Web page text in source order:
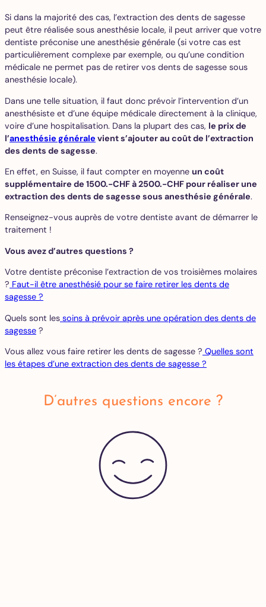
Si dans la majorité des cas, l’extraction des dents de sagesse
peut être réalisée sous anesthésie locale, il peut arriver que votre
dentiste préconise une anesthésie générale (si votre cas est
particulièrement complexe par exemple, ou qu’une condition
médicale ne permet pas de retirer vos dents de sagesse sous
anesthésie locale).
Dans une telle situation, il faut donc prévoir l’intervention d’un
anesthésiste et d’une équipe médicale directement à la clinique,
voire d’une hospitalisation. Dans la plupart des cas, le prix de
l’anesthésie générale vient s’ajouter au coût de l’extraction
des dents de sagesse.
En effet, en Suisse, il faut compter en moyenne un coût
supplémentaire de 1500.-CHF à 2500.-CHF pour réaliser une
extraction des dents de sagesse sous anesthésie générale.
Renseignez-vous auprès de votre dentiste avant de démarrer le
traitement !
Vous avez d’autres questions ?
Votre dentiste préconise l’extraction de vos troisièmes molaires
? Faut-il être anesthésié pour se faire retirer les dents de
sagesse ?
Quels sont les soins à prévoir après une opération des dents de
sagesse ?
Vous allez vous faire retirer les dents de sagesse ? Quelles sont
les étapes d’une extraction des dents de sagesse ?
D’autres questions encore ?